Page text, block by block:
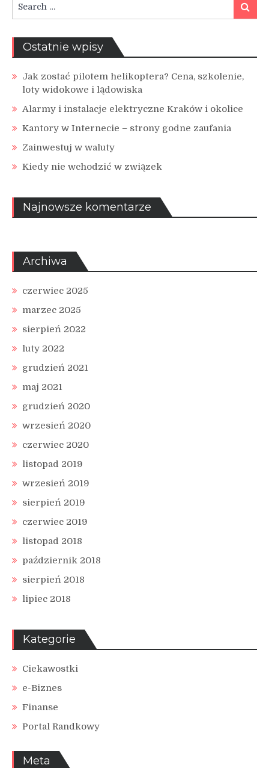
for:
Search
Ostatnie wpisy
Jak zostać pilotem helikoptera? Cena, szkolenie,
loty widokowe i lądowiska
Alarmy i instalacje elektryczne Kraków i okolice
Kantory w Internecie – strony godne zaufania
Zainwestuj w waluty
Kiedy nie wchodzić w związek
Najnowsze komentarze
Archiwa
czerwiec 2025
marzec 2025
sierpień 2022
luty 2022
grudzień 2021
maj 2021
grudzień 2020
wrzesień 2020
czerwiec 2020
listopad 2019
wrzesień 2019
sierpień 2019
czerwiec 2019
listopad 2018
październik 2018
sierpień 2018
lipiec 2018
Kategorie
Ciekawostki
e-Biznes
Finanse
Portal Randkowy
Meta